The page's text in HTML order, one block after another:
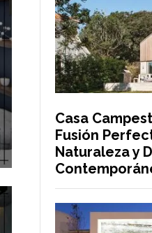
Casa
Fusión
Naturaleza y